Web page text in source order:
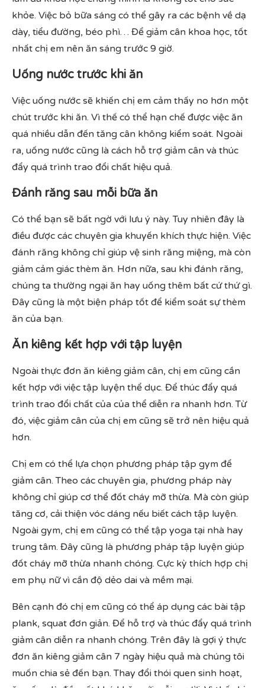
khỏe. Việc bỏ bữa sáng có thể gây ra các bệnh về dạ
dày, tiểu đường, béo phì… Để giảm cân khoa học, tốt
nhất chị em nên ăn sáng trước 9 giờ.
Uống nước trước khi ăn
Việc uống nước sẽ khiến chị em cảm thấy no hơn một
chút trước khi ăn. Vì thế có thể hạn chế được việc ăn
quá nhiều dẫn đến tăng cân không kiểm soát. Ngoài
ra, uống nước cũng là cách hỗ trợ giảm cân và thúc
đẩy quá trình trao đổi chất hiệu quả.
Đánh răng sau mỗi bữa ăn
Có thể bạn sẽ bất ngờ với lưu ý này. Tuy nhiên đây là
điều được các chuyên gia khuyến khích thực hiện. Việc
đánh răng không chỉ giúp vệ sinh răng miệng, mà còn
giảm cảm giác thèm ăn. Hơn nữa, sau khi đánh răng,
chúng ta thường ngại ăn hay uống thêm bất cứ thứ gì.
Đây cũng là một biện pháp tốt để kiểm soát sự thèm
ăn của bạn.
Ăn kiêng kết hợp với tập luyện
Ngoài thực đơn ăn kiêng giảm cân, chị em cũng cần
kết hợp với việc tập luyện thể dục. Để thúc đẩy quá
trình trao đổi chất của của thể diễn ra nhanh hơn. Từ
đó, việc giảm cân của chị em cũng sẽ trở nên hiệu quả
hơn.
Chị em có thể lựa chọn phương pháp tập gym để
giảm cân. Theo các chuyên gia, phương pháp này
không chỉ giúp cơ thể đốt cháy mỡ thừa. Mà còn giúp
tăng cơ, cải thiện vóc dáng nếu biết cách tập luyện.
Ngoài gym, chị em cũng có thể tập yoga tại nhà hay
trung tâm. Đây cũng là phương pháp tập luyện giúp
đốt cháy mỡ thừa nhanh chóng. Cực kỳ thích hợp chị
em phụ nữ vì cần độ dẻo dai và mềm mại.
Bên cạnh đó chị em cũng có thể áp dụng các bài tập
plank, squat đơn giản. Để hỗ trợ và thúc đẩy quá trình
giảm cân diễn ra nhanh chóng. Trên đây là gợi ý thực
đơn ăn kiêng giảm cân 7 ngày hiệu quả mà chúng tôi
muốn chia sẻ đến bạn. Thay đổi thói quen sinh hoạt,